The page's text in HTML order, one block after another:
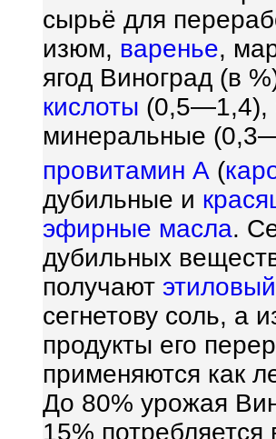
сырьё для
изюм, варенье,
ягод Виноград (в
кислоты (0,5—1,4),
минеральные
провитамин А (
дубильные и
эфирные масла.
дубильных
получают
сегнетову соль, а
продукты его
применяются как
До 80% урожая
15%